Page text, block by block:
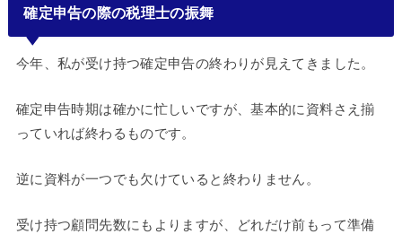
確定申告の際の税理士の振舞
今年、私が受け持つ確定申告の終わりが見えてきました。
確定申告時期は確かに忙しいですが、基本的に資料さえ揃
っていれば終わるものです。
逆に資料が一つでも欠けていると終わりません。
受け持つ顧問先数にもよりますが、どれだけ前もって準備